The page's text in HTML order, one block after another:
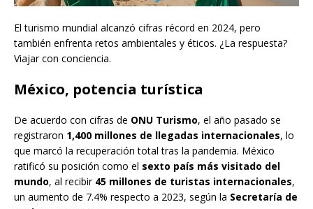
El turismo mundial alcanzó cifras récord en 2024, pero
también enfrenta retos ambientales y éticos. ¿La respuesta?
Viajar con conciencia.
México, potencia turística
De acuerdo con cifras de ONU Turismo, el año pasado se
registraron 1,400 millones de llegadas internacionales, lo
que marcó la recuperación total tras la pandemia. México
ratificó su posición como el sexto país más visitado del
mundo, al recibir 45 millones de turistas internacionales,
un aumento de 7.4% respecto a 2023, según la Secretaría de